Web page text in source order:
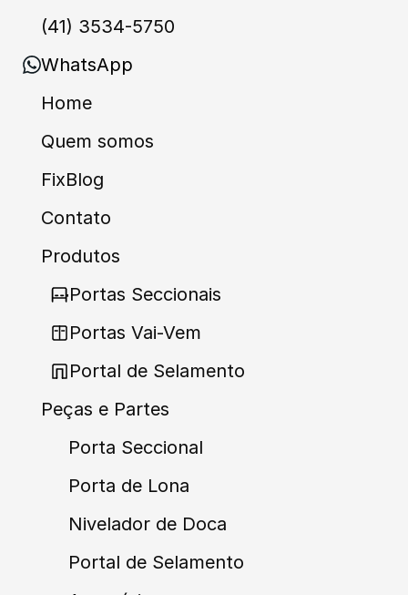
(41) 3534-5750
WhatsApp
Home
Quem somos
FixBlog
Contato
Produtos
Portas Seccionais
Portas Vai-Vem
Portal de Selamento
Peças e Partes
Porta Seccional
Porta de Lona
Nivelador de Doca
Portal de Selamento